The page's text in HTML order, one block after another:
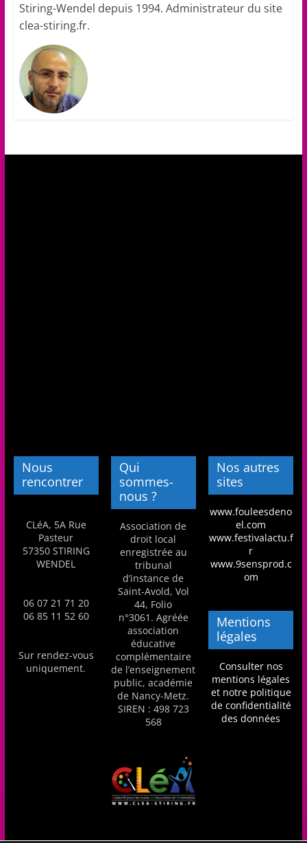
Stiring-Wendel depuis 1994. Administrateur du site
clea-stiring.fr.
Nous
rencontrer
CLéA, 5A Rue
Pasteur
57350 STIRING
WENDEL
06 07 21 71 20
06 85 11 52 60
Sur rendez-vous
uniquement.
Qui
sommes-
nous ?
Association de
droit local
enregistrée au
tribunal
d’instance de
Saint-Avold, Vol
44, Folio
n°3061. Agréée
association
éducative
complémentaire
de l’enseignement
public, académie
de Nancy-Metz.
SIREN : 498 723
568
Nos autres
sites
www.fouleesdeno
el.com
www.festivalactu.f
r
www.9sensprod.c
om
Mentions
légales
Consulter nos
mentions légales
et notre politique
de confidentialité
des données